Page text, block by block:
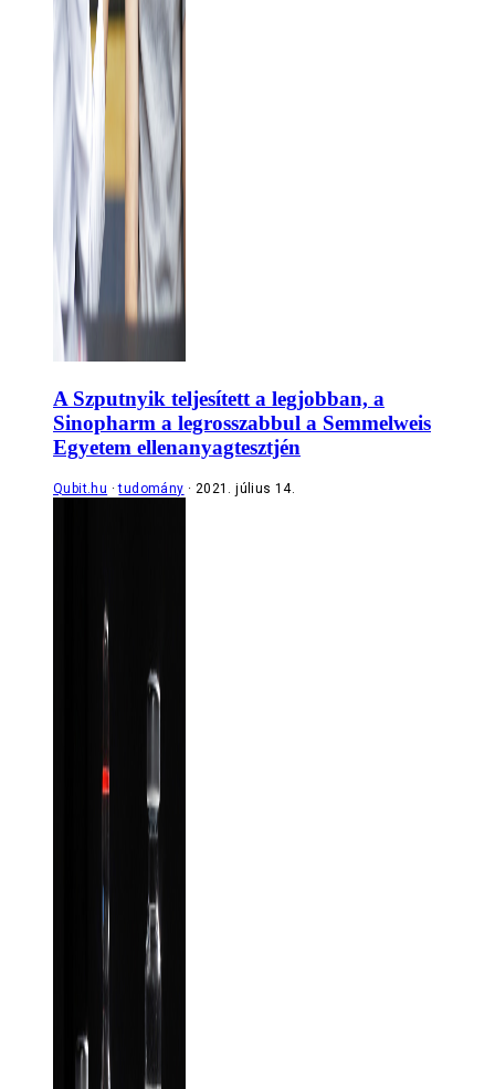
A Szputnyik teljesített a legjobban, a
Sinopharm a legrosszabbul a Semmelweis
Egyetem ellenanyagtesztjén
Qubit.hu tudomány 2021. július 14.